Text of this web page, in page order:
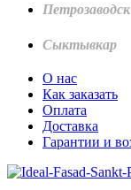
Петрозаводск
Сыктывкар
О нас
Как заказать
Оплата
Доставка
Гарантии и